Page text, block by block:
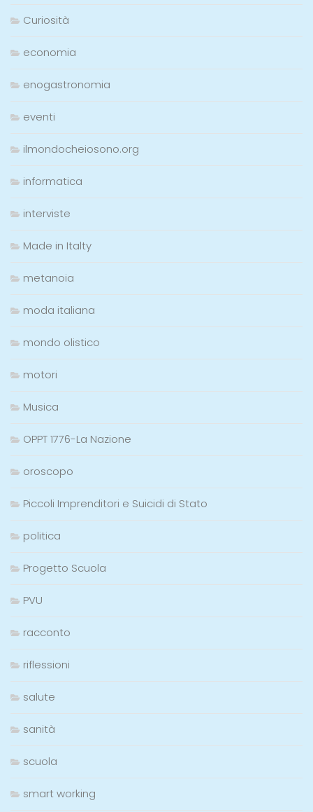
Curiosità
economia
enogastronomia
eventi
ilmondocheiosono.org
informatica
interviste
Made in Italty
metanoia
moda italiana
mondo olistico
motori
Musica
OPPT 1776-La Nazione
oroscopo
Piccoli Imprenditori e Suicidi di Stato
politica
Progetto Scuola
PVU
racconto
riflessioni
salute
sanità
scuola
smart working